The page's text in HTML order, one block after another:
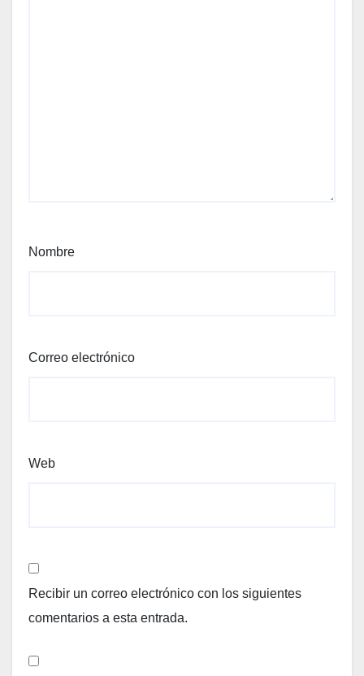
Nombre
Correo electrónico
Web
Recibir un correo electrónico con los siguientes
comentarios a esta entrada.